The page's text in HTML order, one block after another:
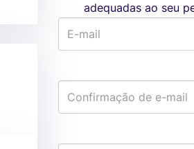
adequadas ao seu